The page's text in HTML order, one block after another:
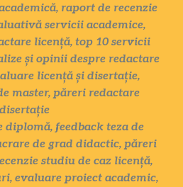
raport de recenzie
servicii academice,
licență, top 10 servicii
și opinii despre redactare
licență și disertație,
master, păreri redactare
disertație
diplomă, feedback teza de
de grad didactic, păreri
studiu de caz licență,
evaluare proiect academic,